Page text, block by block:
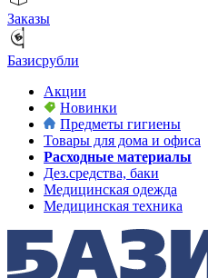
Заказы
Базисрубли
Акции
Новинки
Предметы гигиены
Товары для дома и офиса
Расходные материалы
Дез.средства, баки
Медицинская одежда
Медицинская техника